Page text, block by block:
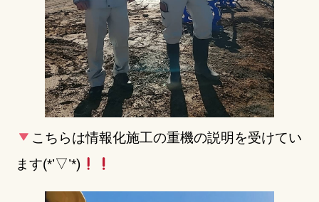
こちらは情報化施工の重機の説明を受けてい
ます(*’▽’*)